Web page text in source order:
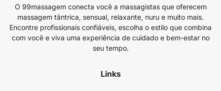
O 99massagem conecta você a massagistas que oferecem
massagem tântrica, sensual, relaxante, nuru e muito mais.
Encontre profissionais confiáveis, escolha o estilo que combina
com você e viva uma experiência de cuidado e bem-estar no
seu tempo.
Links